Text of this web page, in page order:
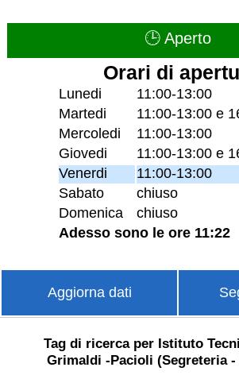
🕒 Aperto
Orari di
Lunedi
11:00-13:00
Martedi
11:00-13:00 e
Mercoledi
11:00-13:00
Giovedi
11:00-13:00 e
Venerdi
11:00-13:00
Sabato
chiuso
Domenica
chiuso
Adesso sono le ore 11:22
Aggiorna dati
Tag di ricerca per Istituto
Grimaldi -Pacioli (Segreteria